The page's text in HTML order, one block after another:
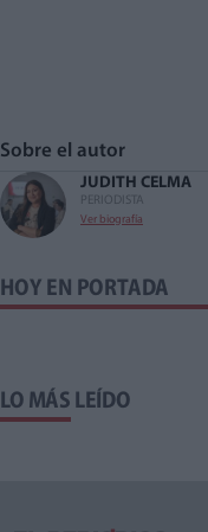
Sobre el autor
JUDITH CELMA
PERIODISTA
Ver biografía
HOY EN PORTADA
LO MÁS LEÍDO